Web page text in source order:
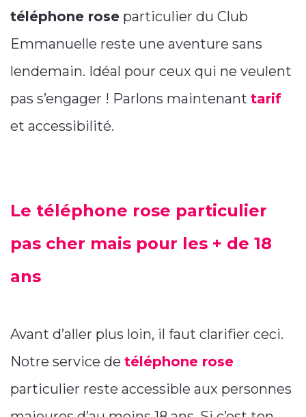
téléphone rose particulier du Club
Emmanuelle reste une aventure sans
lendemain. Idéal pour ceux qui ne veulent
pas s’engager ! Parlons maintenant tarif
et accessibilité.
Le téléphone rose particulier
pas cher mais pour les + de 18
ans
Avant d’aller plus loin, il faut clarifier ceci.
Notre service de téléphone rose
particulier reste accessible aux personnes